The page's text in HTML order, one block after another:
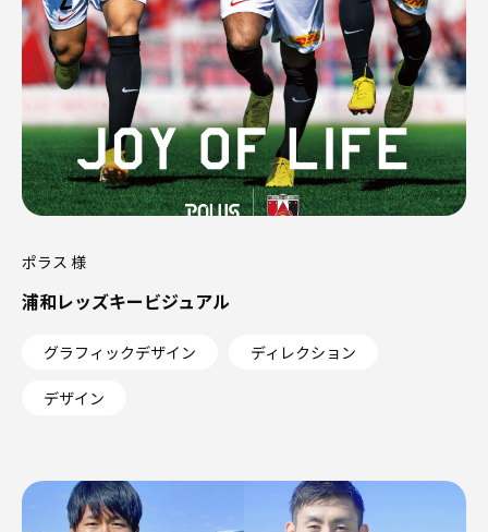
ポラス 様
浦和レッズキービジュアル
グラフィックデザイン ディレクション
デザイン